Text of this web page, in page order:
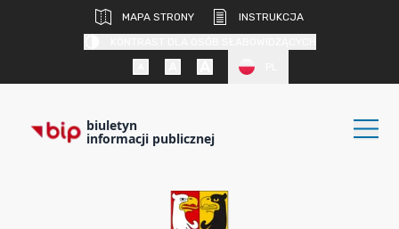
MAPA STRONY
INSTRUKCJA
biuletyn
informacji publicznej